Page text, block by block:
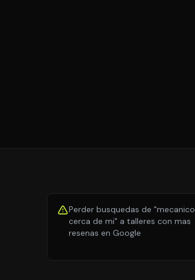
Perder busquedas de "mecanico
cerca de mi" a talleres con mas
resenas en Google